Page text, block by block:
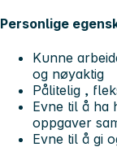
Personlige
Kunne
og nøyaktig
Pålitelig ,
Evne til å ha
oppgaver
Evne til å gi